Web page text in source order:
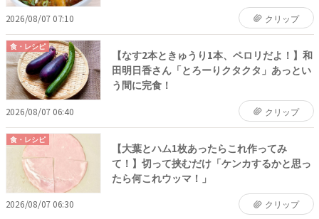
2026/08/07 07:10 クリップ
食・レシピ
【なす2本ときゅうり1本、ペロリだよ！】和
田明日香さん「とろーりクタクタ」あっとい
う間に完食！
2026/08/07 06:40 クリップ
食・レシピ
【大葉とハム1枚あったらこれ作ってみ
て！】切って挟むだけ「ケンカするかと思っ
たら何これウッマ！」
2026/08/07 06:30 クリップ